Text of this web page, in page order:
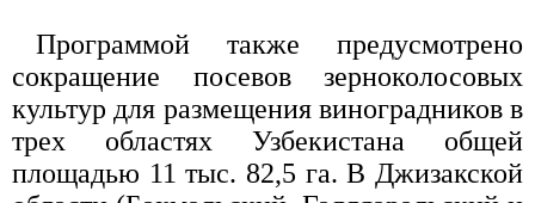
Программой также предусмотрено
сокращение посевов зерноколосовых
культур для размещения виноградников в
трех областях Узбекистана общей
площадью 11 тыс. 82,5 га. В Джизакской